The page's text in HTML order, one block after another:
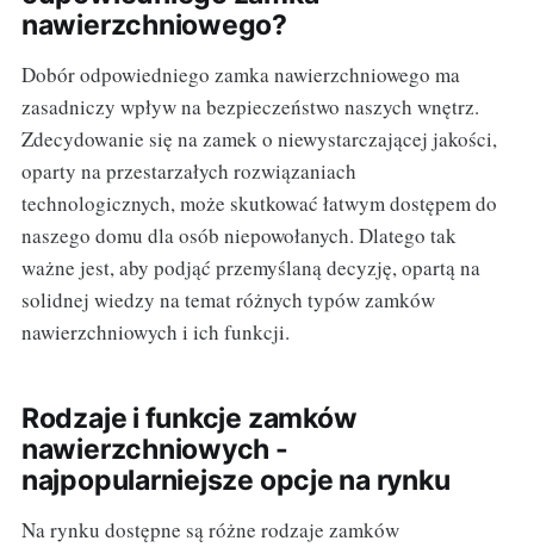
nawierzchniowego?
Dobór odpowiedniego zamka nawierzchniowego ma
zasadniczy wpływ na bezpieczeństwo naszych wnętrz.
Zdecydowanie się na zamek o niewystarczającej jakości,
oparty na przestarzałych rozwiązaniach
technologicznych, może skutkować łatwym dostępem do
naszego domu dla osób niepowołanych. Dlatego tak
ważne jest, aby podjąć przemyślaną decyzję, opartą na
solidnej wiedzy na temat różnych typów zamków
nawierzchniowych i ich funkcji.
Rodzaje i funkcje zamków
nawierzchniowych -
najpopularniejsze opcje na rynku
Na rynku dostępne są różne rodzaje zamków